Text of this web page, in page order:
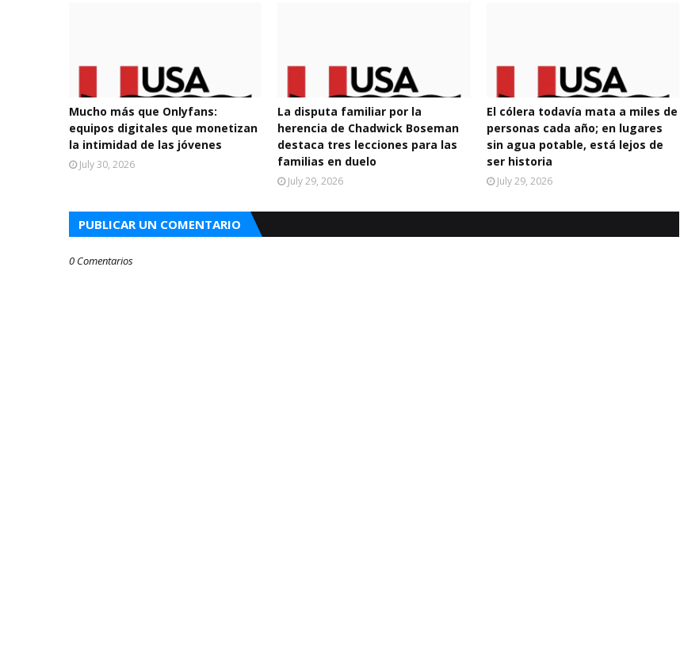
Mucho más que Onlyfans:
equipos digitales que monetizan
la intimidad de las jóvenes
July 30, 2026
La disputa familiar por la
herencia de Chadwick Boseman
destaca tres lecciones para las
familias en duelo
July 29, 2026
El cólera todavía mata a miles de
personas cada año; en lugares
sin agua potable, está lejos de
ser historia
July 29, 2026
PUBLICAR UN COMENTARIO
0 Comentarios